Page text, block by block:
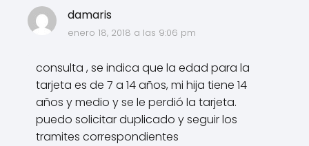
damaris
enero 18, 2018 a las 9:06 pm
consulta , se indica que la edad para la
tarjeta es de 7 a 14 años, mi hija tiene 14
años y medio y se le perdió la tarjeta.
puedo solicitar duplicado y seguir los
tramites correspondientes